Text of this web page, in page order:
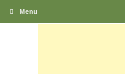
Menu